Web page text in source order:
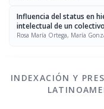
Influencia del status en
intelectual de un
Rosa María Ortega, María
INDEXACIÓN Y